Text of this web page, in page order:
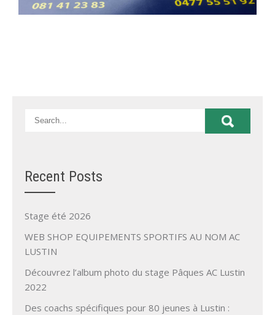
Recent Posts
Stage été 2026
WEB SHOP EQUIPEMENTS SPORTIFS AU NOM AC
LUSTIN
Découvrez l’album photo du stage Pâques AC Lustin
2022
Des coachs spécifiques pour 80 jeunes à Lustin :